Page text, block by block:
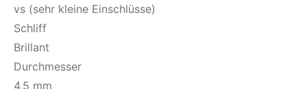
vs (sehr kleine Einschlüsse)
Schliff
Brillant
Durchmesser
4,5 mm